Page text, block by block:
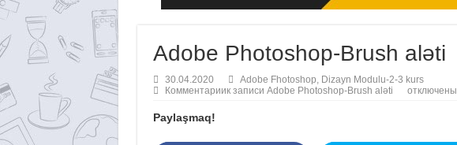
Adobe Photoshop-Brush aləti
30.04.2020 Adobe Fhotoshop, Dizayn Modulu-2-3 kurs
Комментариик записи Adobe Photoshop-Brush aləti отключены
Paylaşmaq!